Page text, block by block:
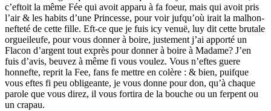
c’eftoit la même Fée qui avoit apparu à fa foeur, mais qui avoit pris
l’air & les habits d’une Princesse, pour voir jufqu’où irait la malhon­
nefteté de cette fille. Eft-ce que je fuis icy venuë, luy dit cette brutale
orgueileufe, pour vous donner à boire, justement j’ai apporté un
Flacon d’argent tout exprès pour donner à boire à Madame? J’en
fuis d’avis, beuvez à même fi vous voulez. Vous n’eftes guere
honnefte, reprit la Fee, fans fe mettre en colère : & bien, puifque
vous eftes fi peu obligeante, je vous donne pour don, qu’à chaque
parole que vous direz, il vous fortira de la bouche ou un ferpent ou
un crapau.